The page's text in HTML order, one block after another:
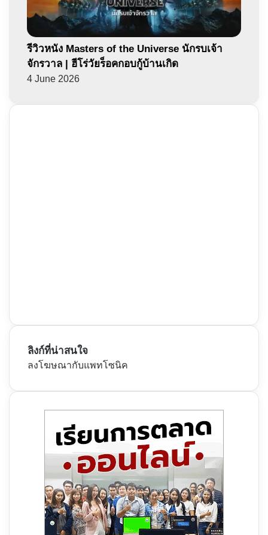
รีวิวหนัง Masters of the Universe นักรบเจ้า
จักรวาล | ฮีโร่วัยร็อคกอบกู้บ้านเกิด
4 June 2026
ลิงก์ที่น่าสนใจ
ลงโฆษณากับแพทโซนิค